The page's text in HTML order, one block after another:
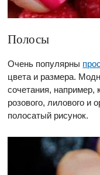
Полосы
Очень популярны
цвета и размера.
сочетания, например,
розового, лилового и
полосатый рисунок.